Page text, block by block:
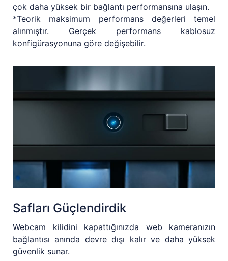
çok daha yüksek bir bağlantı performansına ulaşın.
*Teorik maksimum performans değerleri temel
alınmıştır. Gerçek performans kablosuz
konfigürasyonuna göre değişebilir.
Safları Güçlendirdik
Webcam kilidini kapattığınızda web kameranızın
bağlantısı anında devre dışı kalır ve daha yüksek
güvenlik sunar.